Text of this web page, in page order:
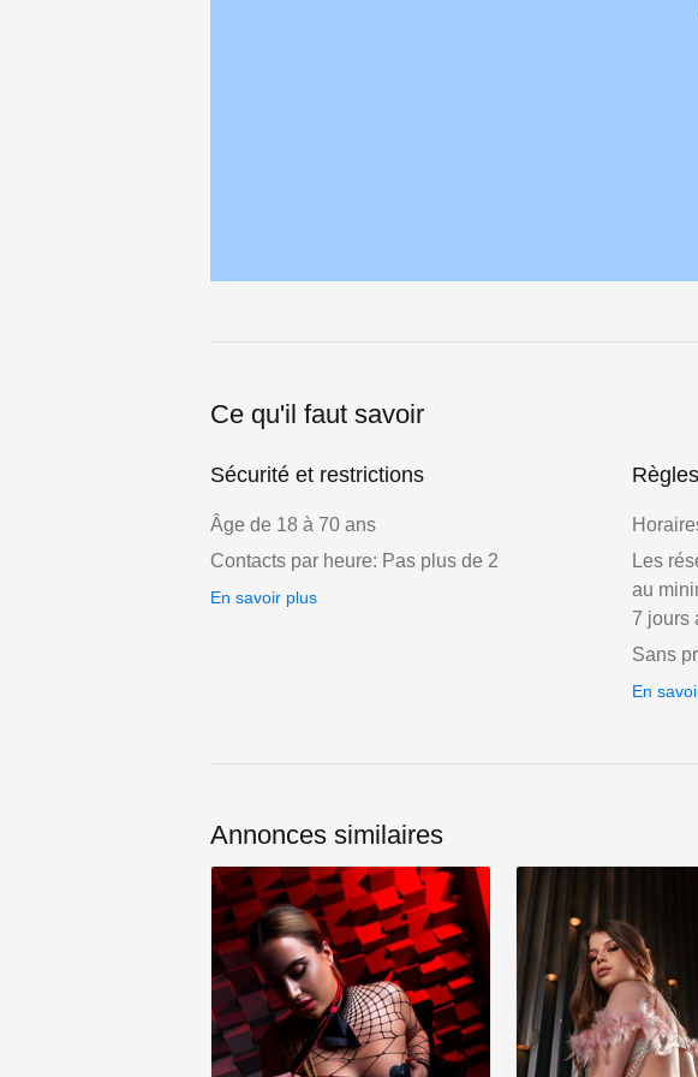
Ce qu'il faut savoir
Sécurité et restrictions
Âge de 18 à 70 ans
Contacts par heure: Pas plus de 2
En savoir plus
Les
au
7 jours
Sans
En
Annonces similaires